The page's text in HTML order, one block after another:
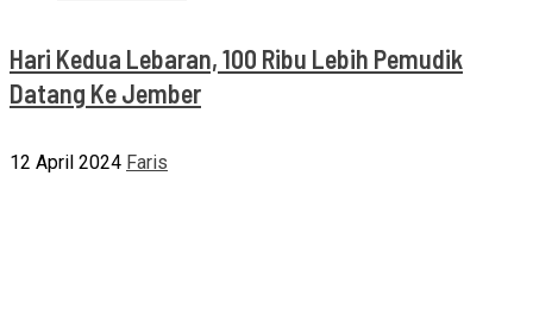
Hari Kedua Lebaran, 100 Ribu Lebih Pemudik
Datang Ke Jember
12 April 2024 Faris